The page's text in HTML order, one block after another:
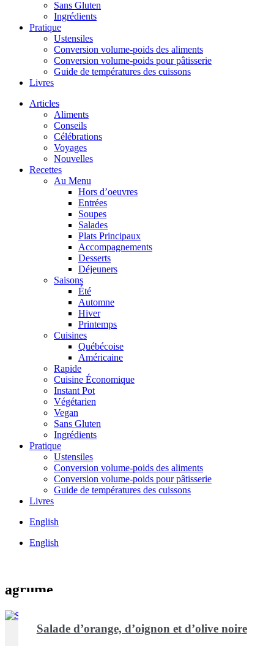
Sans Gluten
Ingrédients
Pratique
Ustensiles
Conversion volume-poids des aliments
Conversion volume-poids pour pâtisserie
Guide de températures des cuissons
Livres
Articles
Aliments
Conseils
Célébrations
Voyages
Nouvelles
Recettes
Au Menu
Hors d’oeuvres
Entrées
Soupes
Salades
Plats Principaux
Accompagnements
Desserts
Déjeuners
Saisons
Été
Automne
Hiver
Printemps
Cuisines
Québécoise
Américaine
Rapide
Cuisine Économique
Instant Pot
Végétarien
Vegan
Sans Gluten
Ingrédients
Pratique
Ustensiles
Conversion volume-poids des aliments
Conversion volume-poids pour pâtisserie
Guide de températures des cuissons
Livres
English
English
agrume
Salade d’orange, d’oignon et d’olive noire